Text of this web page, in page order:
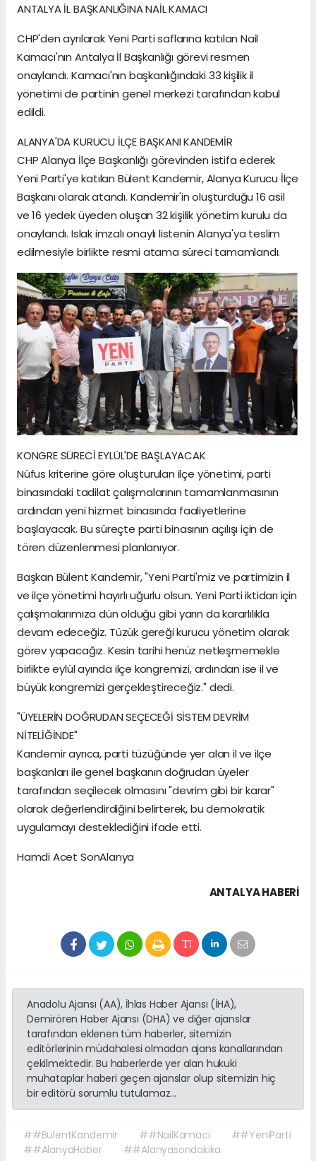
ANTALYA İL BAŞKANLIĞINA NAİL KAMACI
CHP'den ayrılarak Yeni Parti saflarına katılan Nail
Kamacı'nın Antalya İl Başkanlığı görevi resmen
onaylandı. Kamacı'nın başkanlığındaki 33 kişilik il
yönetimi de partinin genel merkezi tarafından kabul
edildi.
ALANYA'DA KURUCU İLÇE BAŞKANI KANDEMİR
CHP Alanya İlçe Başkanlığı görevinden istifa ederek
Yeni Parti'ye katılan Bülent Kandemir, Alanya Kurucu İlçe
Başkanı olarak atandı. Kandemir'in oluşturduğu 16 asil
ve 16 yedek üyeden oluşan 32 kişilik yönetim kurulu da
onaylandı. Islak imzalı onaylı listenin Alanya'ya teslim
edilmesiyle birlikte resmi atama süreci tamamlandı.
KONGRE SÜRECİ EYLÜL'DE BAŞLAYACAK
Nüfus kriterine göre oluşturulan ilçe yönetimi, parti
binasındaki tadilat çalışmalarının tamamlanmasının
ardından yeni hizmet binasında faaliyetlerine
başlayacak. Bu süreçte parti binasının açılışı için de
tören düzenlenmesi planlanıyor.
Başkan Bülent Kandemir, "Yeni Parti'miz ve partimizin il
ve ilçe yönetimi hayırlı uğurlu olsun. Yeni Parti iktidarı için
çalışmalarımıza dün olduğu gibi yarın da kararlılıkla
devam edeceğiz. Tüzük gereği kurucu yönetim olarak
görev yapacağız. Kesin tarihi henüz netleşmemekle
birlikte eylül ayında ilçe kongremizi, ardından ise il ve
büyük kongremizi gerçekleştireceğiz." dedi.
"ÜYELERİN DOĞRUDAN SEÇECEĞİ SİSTEM DEVRİM
NİTELİĞİNDE"
Kandemir ayrıca, parti tüzüğünde yer alan il ve ilçe
başkanları ile genel başkanın doğrudan üyeler
tarafından seçilecek olmasını "devrim gibi bir karar"
olarak değerlendirdiğini belirterek, bu demokratik
uygulamayı desteklediğini ifade etti.
Hamdi Acet SonAlanya
ANTALYA HABERİ
Anadolu Ajansı (AA), İhlas Haber Ajansı (İHA),
Demirören Haber Ajansı (DHA) ve diğer ajanslar
tarafından eklenen tüm haberler, sitemizin
editörlerinin müdahalesi olmadan ajans kanallarından
çekilmektedir. Bu haberlerde yer alan hukuki
muhataplar haberi geçen ajanslar olup sitemizin hiç
bir editörü sorumlu tutulamaz...
##BülentKandemir ##NailKamacı
##YeniParti
##AlanyaHaber
##Alanyasondakika